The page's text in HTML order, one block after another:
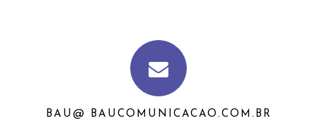
BAU@ BAUCOMUNICACAO.COM.BR